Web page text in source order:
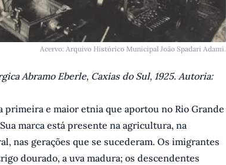
Acervo: Arquivo Histórico Municipal João Spadari Adami.
Abramo Eberle, Caxias do Sul, 1925. Autoria:
e maior etnia que aportou no Rio Grande
marca está presente na agricultura, na
nas gerações que se sucederam. Os imigrantes
dourado, a uva madura; os descendentes